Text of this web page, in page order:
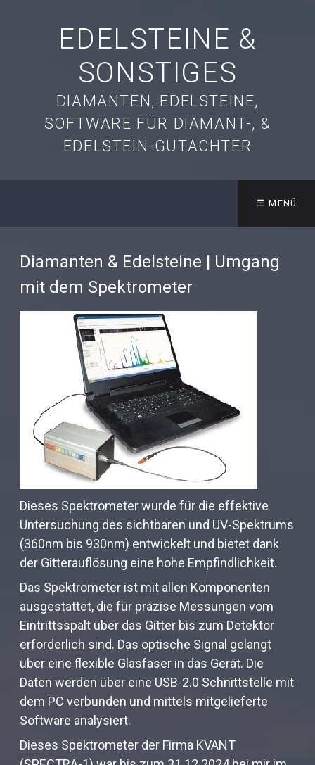
EDELSTEINE &
SONSTIGES
DIAMANTEN, EDELSTEINE,
SOFTWARE FÜR DIAMANT-, &
EDELSTEIN-GUTACHTER
☰ MENÜ
Diamanten & Edelsteine | Umgang
mit dem Spektrometer
Dieses Spektrometer wurde für die effektive
Untersuchung des sichtbaren und UV-Spektrums
(360nm bis 930nm) entwickelt und bietet dank
der Gitterauflösung eine hohe Empfindlichkeit.
Das Spektrometer ist mit allen Komponenten
ausgestattet, die für präzise Messungen vom
Eintrittsspalt über das Gitter bis zum Detektor
erforderlich sind. Das optische Signal gelangt
über eine flexible Glasfaser in das Gerät. Die
Daten werden über eine USB-2.0 Schnittstelle mit
dem PC verbunden und mittels mitgelieferte
Software analysiert.
Dieses Spektrometer der Firma KVANT